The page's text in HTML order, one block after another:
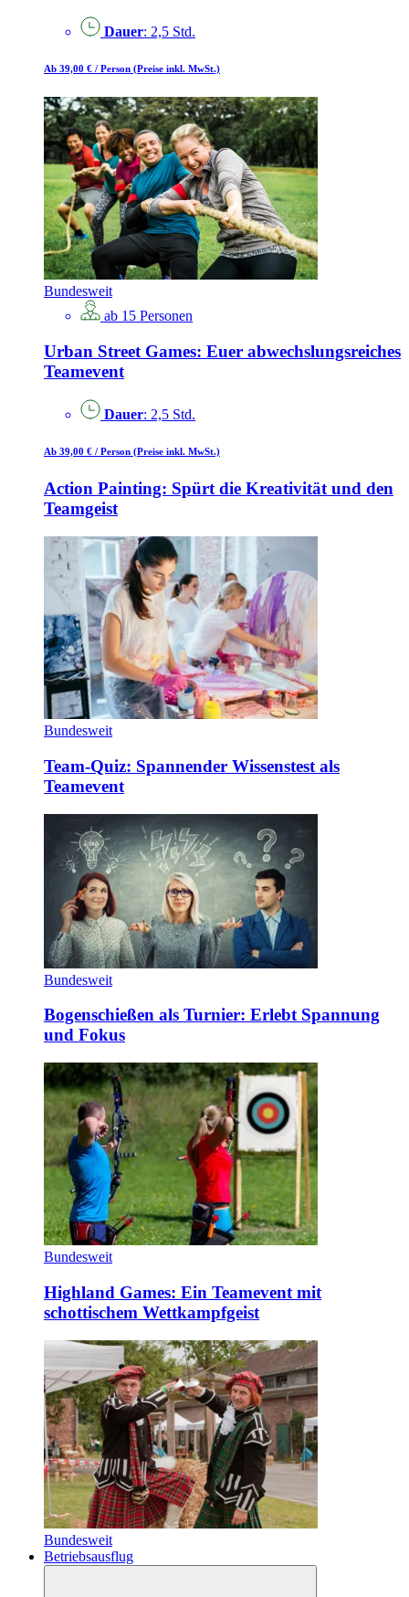
Dauer: 2,5 Std.
Ab 39,00 € / Person (Preise inkl. MwSt.)
Bundesweit
ab 15 Personen
Urban Street Games: Euer abwechslungsreiches
Teamevent
Dauer: 2,5 Std.
Ab 39,00 € / Person (Preise inkl. MwSt.)
Action Painting: Spürt die Kreativität und den
Teamgeist
Bundesweit
Team-Quiz: Spannender Wissenstest als
Teamevent
Bundesweit
Bogenschießen als Turnier: Erlebt Spannung
und Fokus
Bundesweit
Highland Games: Ein Teamevent mit
schottischem Wettkampfgeist
Bundesweit
Betriebsausflug